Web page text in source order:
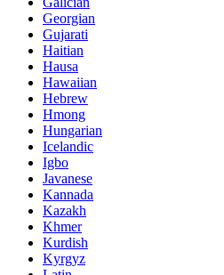
Georgian
Gujarati
Haitian
Hausa
Hawaiian
Hebrew
Hmong
Hungarian
Icelandic
Igbo
Javanese
Kannada
Kazakh
Khmer
Kurdish
Kyrgyz